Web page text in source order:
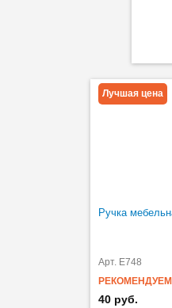
Лучшая цена
Ручка
Арт. E748
РЕКОМЕНДУЕМ
40 руб.